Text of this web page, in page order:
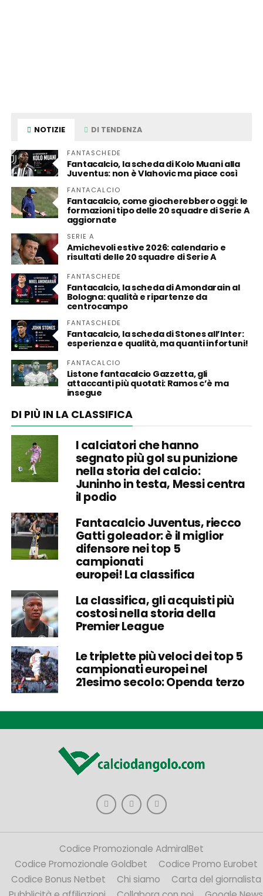
NOTIZIE DI TENDENZA
FANTASCHEDE
Fantacalcio, la scheda di Kolo Muani alla
Juventus: non è Vlahovic ma piace così
FANTACALCIO
Fantacalcio, come giocherebbero oggi: le
formazioni tipo delle 20 squadre di Serie A
aggiornate
SERIE A
Amichevoli estive 2026: calendario e
risultati delle 20 squadre di Serie A
FANTASCHEDE
Fantacalcio, la scheda di Amondarain al
Bologna: qualità e ripartenze da
centrocampo
FANTASCHEDE
Fantacalcio, la scheda di Stones all’Inter:
esperienza e qualità, ma quanti infortuni!
FANTACALCIO
Listone fantacalcio Gazzetta, gli
attaccanti più quotati: Ramos c’è ma
insegue
DI PIÙ IN LA CLASSIFICA
I calciatori che hanno
segnato più gol su punizione
nella storia del calcio:
Juninho in testa, Messi centra
il podio
Fantacalcio Juventus, riecco
Gatti goleador: è il miglior
difensore nei top 5
campionati
europei! La classifica
La classifica, gli acquisti più
costosi nella storia della
Premier League
Le triplette più veloci dei top 5
campionati europei nel
21esimo secolo: Openda terzo
Codice Promozionale AdmiralBet
Codice Promozionale Goldbet
Codice Promo Eurobet
Codice Bonus Netbet
Chi siamo
Carta del giornalista